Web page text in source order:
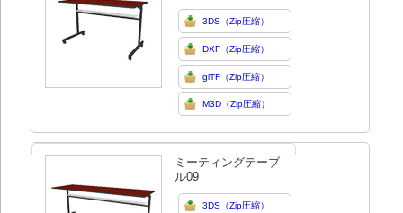
3DS（Zip圧縮）
DXF（Zip圧縮）
glTF（Zip圧縮）
M3D（Zip圧縮）
ミーティングテーブ
ル09
3DS（Zip圧縮）